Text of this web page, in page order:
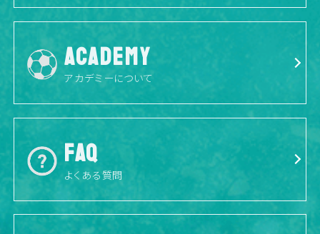
ACADEMY
アカデミーについて
FAQ
よくある質問